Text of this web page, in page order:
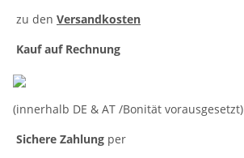
zu den Versandkosten
Kauf auf Rechnung
(innerhalb DE & AT /Bonität vorausgesetzt)
Sichere Zahlung per